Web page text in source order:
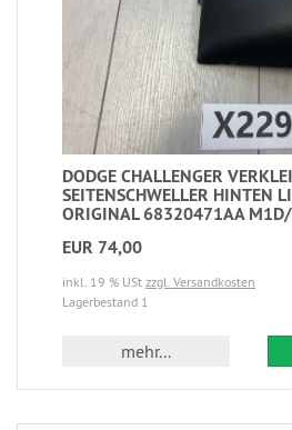
DODGE CHALLENGER
SEITENSCHWELLER HINTEN
ORIGINAL 68320471AA
EUR 74,00
inkl. 19 % USt zzgl. Versandkosten
Lagerbestand 1
mehr...